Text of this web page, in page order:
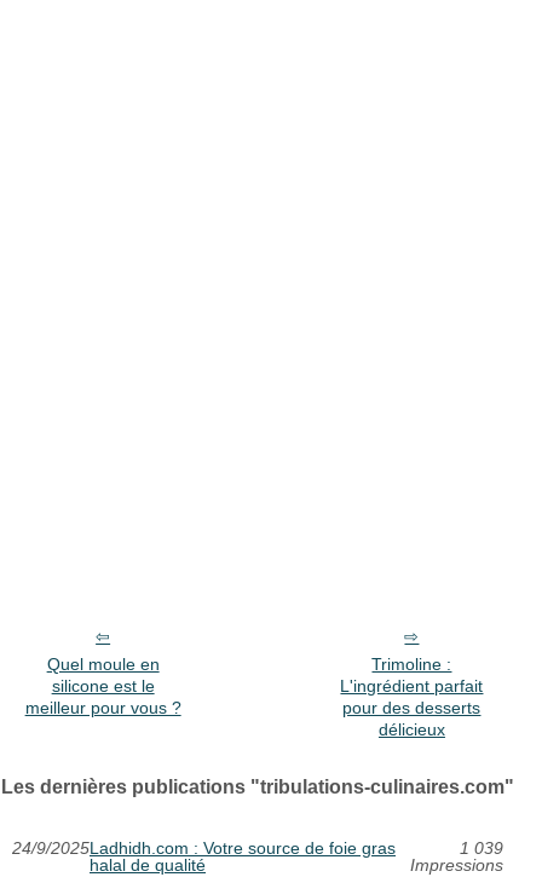
Quel moule en
silicone est le
meilleur pour vous ?
Trimoline :
L'ingrédient parfait
pour des desserts
délicieux
Les dernières publications "tribulations-culinaires.com"
24/9/2025Ladhidh.com : Votre source de foie gras
halal de qualité
1 039
Impressions